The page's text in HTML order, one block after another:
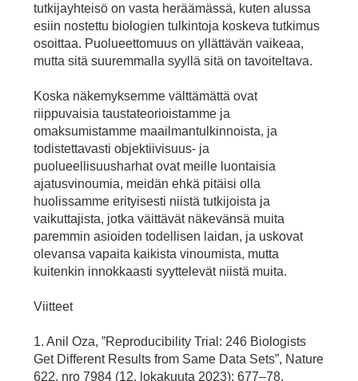
tutkijayhteisö on vasta heräämässä, kuten alussa
esiin nostettu biologien tulkintoja koskeva tutkimus
osoittaa. Puolueettomuus on yllättävän vaikeaa,
mutta sitä suuremmalla syyllä sitä on tavoiteltava.
Koska näkemyksemme välttämättä ovat
riippuvaisia taustateorioistamme ja
omaksumistamme maailmantulkinnoista, ja
todistettavasti objektiivisuus- ja
puolueellisuusharhat ovat meille luontaisia
ajatusvinoumia, meidän ehkä pitäisi olla
huolissamme erityisesti niistä tutkijoista ja
vaikuttajista, jotka väittävät näkevänsä muita
paremmin asioiden todellisen laidan, ja uskovat
olevansa vapaita kaikista vinoumista, mutta
kuitenkin innokkaasti syyttelevät niistä muita.
Viitteet
1. Anil Oza, ”Reproducibility Trial: 246 Biologists
Get Different Results from Same Data Sets”, Nature
622, nro 7984 (12. lokakuuta 2023): 677–78,